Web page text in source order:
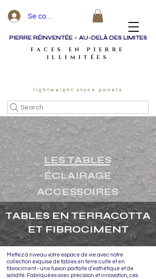
Se connecter
Search
PIERRE RÉINVENTÉE – AU-DELÀ DES LIMITES
FACES EN PIERRE
ILLIMITÉES
lightweight stone panels
LES TABLES
ÉCLAIRAGE
ACCESSOIRES
TABLES EN TERRACOTTA
ET FIBROCIMENT
Mettez à niveau votre espace de vie avec notre
collection exquise de tables en terre cuite et en
fibrociment - une fusion parfaite d'esthétique et de
solidité. Fabriquées avec précision et innovation, ces